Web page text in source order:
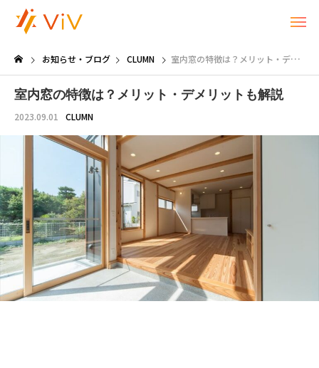
お知らせ・ブログ CLUMN 室内窓の特徴は？メリット・デメリットも解説
室内窓の特徴は？メリット・デメリットも解説
2023.09.01 CLUMN